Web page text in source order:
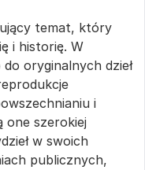
temat, który
i historię. W
oryginalnych dzieł
i
one szerokiej
w swoich
publicznych,